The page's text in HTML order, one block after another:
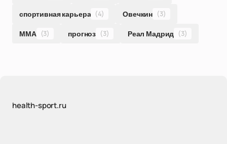
спортивная карьера (4) Овечкин (3)
ММА (3) прогноз (3) Реал Мадрид (3)
health-sport.ru